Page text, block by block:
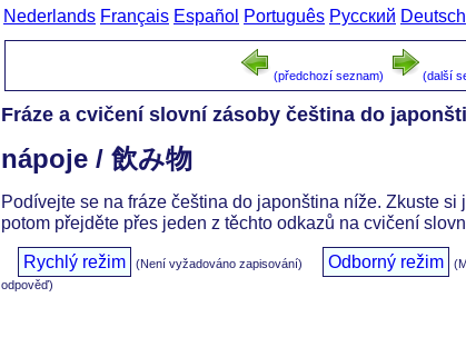
Nederlands Français Español Português Русский Deutsch
(předchozí seznam) (další
Fráze a cvičení slovní zásoby čeština do
nápoje / 飲み物
Podívejte se na fráze čeština do japonština níže. Zkuste si
potom přejděte přes jeden z těchto odkazů na cvičení
Rychlý režim (Není vyžadováno zapisování) Odborný režim
odpověď)